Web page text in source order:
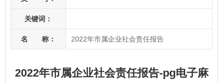
关键词：
名 称： 2022年市属企业社会责任报告
2022年市属企业社会责任报告-pg电子麻